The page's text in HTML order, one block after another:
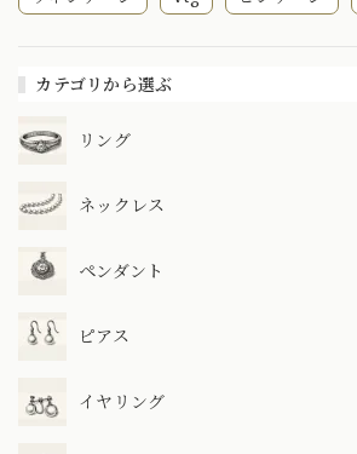
カテゴリから選ぶ
リング
ネックレス
ペンダント
ピアス
イヤリング